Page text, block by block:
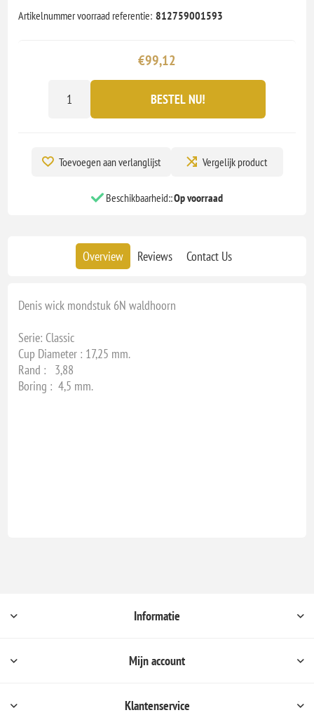
Artikelnummer voorraad referentie: 812759001593
€99,12
BESTEL NU!
Toevoegen aan verlanglijst Vergelijk product
Beschikbaarheid::Op voorraad
Overview Reviews Contact Us
Denis wick mondstuk 6N waldhoorn
Serie: Classic
Cup Diameter : 17,25 mm.
Rand : 3,88
Boring : 4,5 mm.
Informatie
Mijn account
Klantenservice